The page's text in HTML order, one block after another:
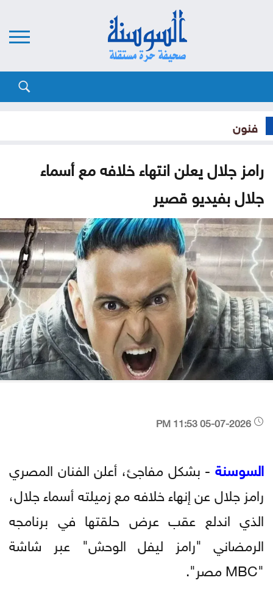
فنون
رامز جلال يعلن انتهاء خلافه مع أسماء
جلال بفيديو قصير
السوسنة - بشكل مفاجئ، أعلن الفنان المصري
رامز جلال عن إنهاء خلافه مع زميلته أسماء جلال،
الذي اندلع عقب عرض حلقتها في برنامجه
الرمضاني "رامز ليفل الوحش" عبر شاشة
"MBC مصر".